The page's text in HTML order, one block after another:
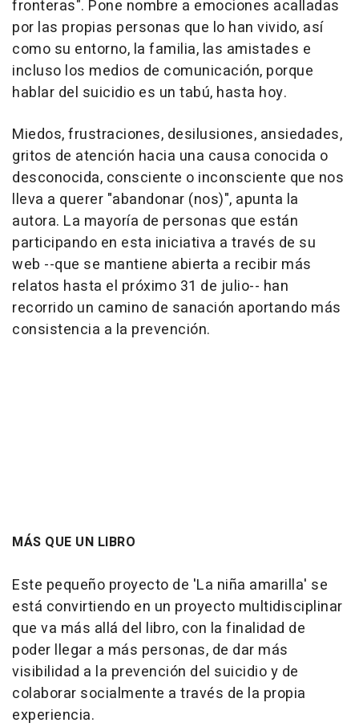
fronteras". Pone nombre a emociones acalladas
por las propias personas que lo han vivido, así
como su entorno, la familia, las amistades e
incluso los medios de comunicación, porque
hablar del suicidio es un tabú, hasta hoy.
Miedos, frustraciones, desilusiones, ansiedades,
gritos de atención hacia una causa conocida o
desconocida, consciente o inconsciente que nos
lleva a querer "abandonar (nos)", apunta la
autora. La mayoría de personas que están
participando en esta iniciativa a través de su
web --que se mantiene abierta a recibir más
relatos hasta el próximo 31 de julio-- han
recorrido un camino de sanación aportando más
consistencia a la prevención.
MÁS QUE UN LIBRO
Este pequeño proyecto de 'La niña amarilla' se
está convirtiendo en un proyecto multidisciplinar
que va más allá del libro, con la finalidad de
poder llegar a más personas, de dar más
visibilidad a la prevención del suicidio y de
colaborar socialmente a través de la propia
experiencia.